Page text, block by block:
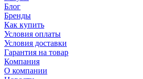
Блог
Бренды
Как купить
Условия оплаты
Условия доставки
Гарантия на товар
Компания
О компании